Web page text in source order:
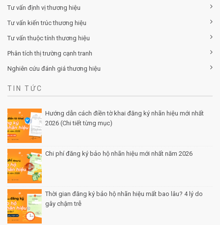
Tư vấn định vị thương hiệu
Tư vấn kiến trúc thương hiệu
Tư vấn thuộc tính thương hiệu
Phân tích thị trường cạnh tranh
Nghiên cứu đánh giá thương hiệu
TIN TỨC
Hướng dẫn cách điền tờ khai đăng ký nhãn hiệu mới nhất
2026 (Chi tiết từng mục)
Chi phí đăng ký bảo hộ nhãn hiệu mới nhất năm 2026
Thời gian đăng ký bảo hộ nhãn hiệu mất bao lâu? 4 lý do
gây chậm trễ